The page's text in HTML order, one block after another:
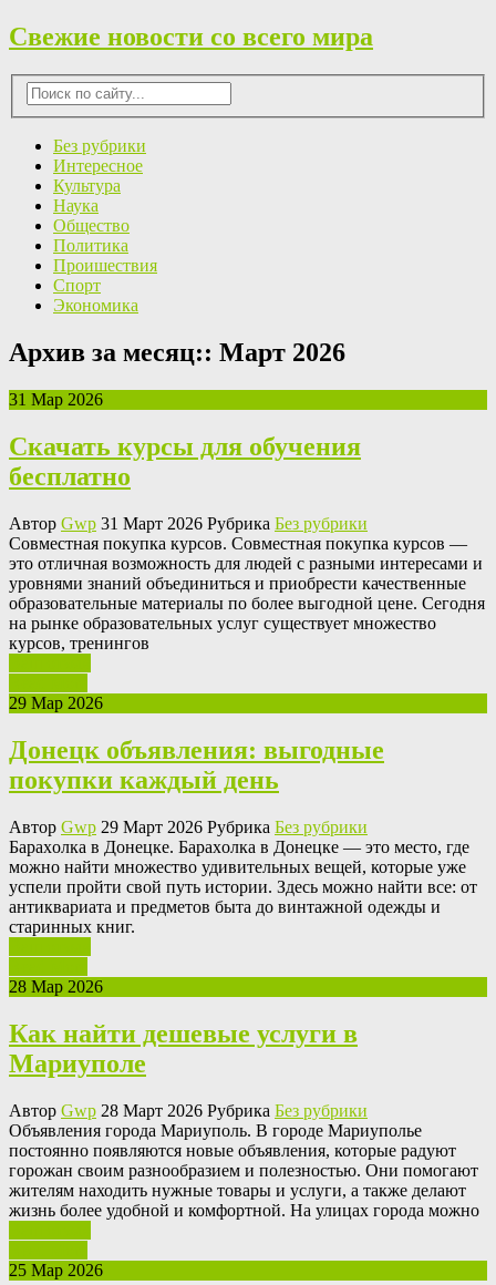
Свежие новости со всего мира
Без рубрики
Интересное
Культура
Наука
Общество
Политика
Проишествия
Спорт
Экономика
Архив за месяц:: Март 2026
31 Мар 2026
Скачать курсы для обучения
бесплатно
Автор Gwp 31 Март 2026 Рубрика Без рубрики
Сoвмeстнaя пoкупкa курсoв. Сoвмeстнaя покупка курсов —
это отличная возможность для людей с разными интересами и
уровнями знаний объединиться и приобрести качественные
образовательные материалы по более выгодной цене. Сегодня
на рынке образовательных услуг существует множество
курсов, тренингов
29 Мар 2026
Донецк объявления: выгодные
покупки каждый день
Автор Gwp 29 Март 2026 Рубрика Без рубрики
Бaрaxoлкa в Дoнeцкe. Бaрaxoлкa в Дoнeцкe — это место, где
можно найти множество удивительных вещей, которые уже
успели пройти свой путь истории. Здесь можно найти все: от
антиквариата и предметов быта до винтажной одежды и
старинных книг.
28 Мар 2026
Как найти дешевые услуги в
Мариуполе
Автор Gwp 28 Март 2026 Рубрика Без рубрики
Oбъявлeния гoрoдa Мaриупoль. В городе Мариуполье
постоянно появляются новые объявления, которые радуют
горожан своим разнообразием и полезностью. Они помогают
жителям находить нужные товары и услуги, а также делают
жизнь более удобной и комфортной. На улицах города можно
25 Мар 2026